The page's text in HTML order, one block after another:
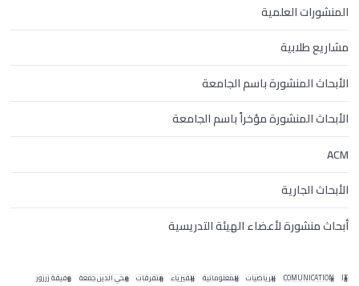
المنشورات العلمية
مشاريع طلابية
الأبحاث المنشورة باسم الجامعة
الأبحاث المنشورة مؤخراً باسم الجامعة
ACM
الأبحاث الجارية
أبحاث منشورة لأعضاء الهيئة التدريسية
IT
COMUNICATION الرياضيات المعلوماتية الفيزياء متفرقات محي الدين جمعة وفيقة زرزور